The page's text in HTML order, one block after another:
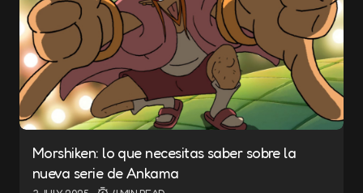
Morshiken: lo que necesitas saber sobre la
nueva serie de Ankama